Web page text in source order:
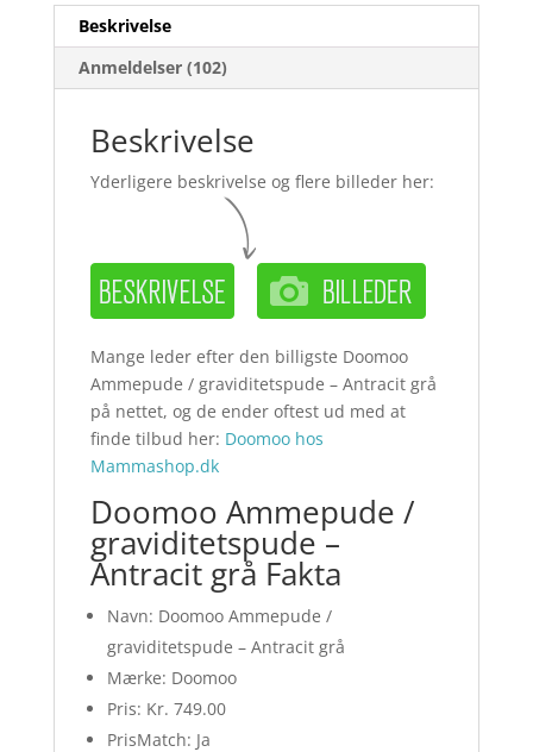
Beskrivelse
Anmeldelser (102)
Beskrivelse
Yderligere beskrivelse og flere billeder her:
Mange leder efter den billigste Doomoo
Ammepude / graviditetspude – Antracit grå
på nettet, og de ender oftest ud med at
finde tilbud her: Doomoo hos
Mammashop.dk
Doomoo Ammepude /
graviditetspude –
Antracit grå Fakta
Navn: Doomoo Ammepude /
graviditetspude – Antracit grå
Mærke: Doomoo
Pris: Kr. 749.00
PrisMatch: Ja